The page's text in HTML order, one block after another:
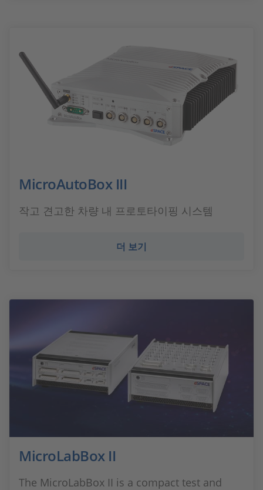
MicroAutoBox III
작고 견고한 차량 내 프로토타이핑 시스템
더 보기
MicroLabBox II
The MicroLabBox II is a compact test and